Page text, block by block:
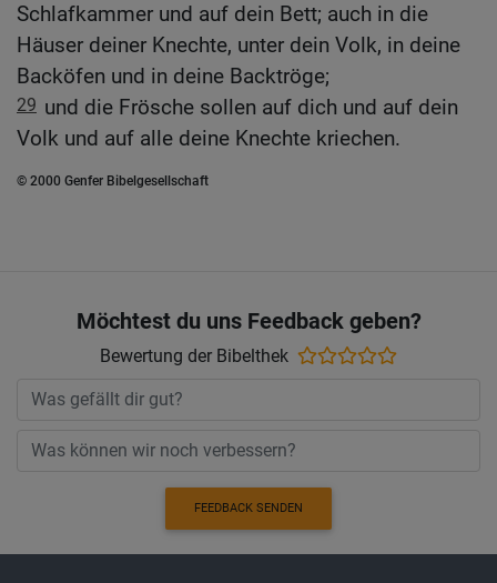
Schlafkammer und auf dein Bett; auch in die
Häuser deiner Knechte, unter dein Volk, in deine
Backöfen und in deine Backtröge;
29 und die Frösche sollen auf dich und auf dein
Volk und auf alle deine Knechte kriechen.
© 2000 Genfer Bibelgesellschaft
Möchtest du uns Feedback geben?
Bewertung der Bibelthek
FEEDBACK SENDEN